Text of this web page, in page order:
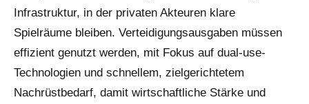
Infrastruktur, in der privaten Akteuren klare
Spielräume bleiben. Verteidigungsausgaben müssen
effizient genutzt werden, mit Fokus auf dual-use-
Technologien und schnellem, zielgerichtetem
Nachrüstbedarf, damit wirtschaftliche Stärke und